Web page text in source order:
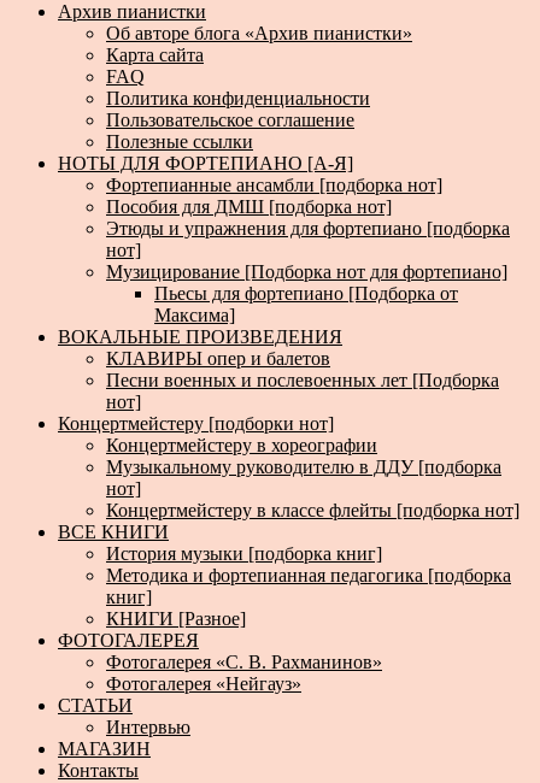
Архив пианистки
Об авторе блога «Архив пианистки»
Карта сайта
FAQ
Политика конфиденциальности
Пользовательское соглашение
Полезные ссылки
НОТЫ ДЛЯ ФОРТЕПИАНО [А-Я]
Фортепианные ансамбли [подборка нот]
Пособия для ДМШ [подборка нот]
Этюды и упражнения для фортепиано [подборка
нот]
Музицирование [Подборка нот для фортепиано]
Пьесы для фортепиано [Подборка от
Максима]
ВОКАЛЬНЫЕ ПРОИЗВЕДЕНИЯ
КЛАВИРЫ опер и балетов
Песни военных и послевоенных лет [Подборка
нот]
Концертмейстеру [подборки нот]
Концертмейстеру в хореографии
Музыкальному руководителю в ДДУ [подборка
нот]
Концертмейстеру в классе флейты [подборка нот]
ВСЕ КНИГИ
История музыки [подборка книг]
Методика и фортепианная педагогика [подборка
книг]
КНИГИ [Разное]
ФОТОГАЛЕРЕЯ
Фотогалерея «С. В. Рахманинов»
Фотогалерея «Нейгауз»
СТАТЬИ
Интервью
МАГАЗИН
Контакты